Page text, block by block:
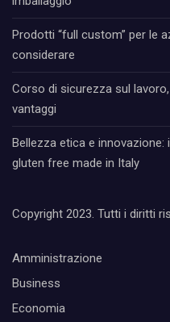
Prodotti “full custom” per le
considerare
Corso di sicurezza sul
vantaggi
Bellezza etica e
gluten free made in Italy
Copyright 2023. Tutti i diritti
Amministrazione
Business
Economia